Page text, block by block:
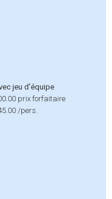
jeu d'équipe
prix forfaitaire
/pers.